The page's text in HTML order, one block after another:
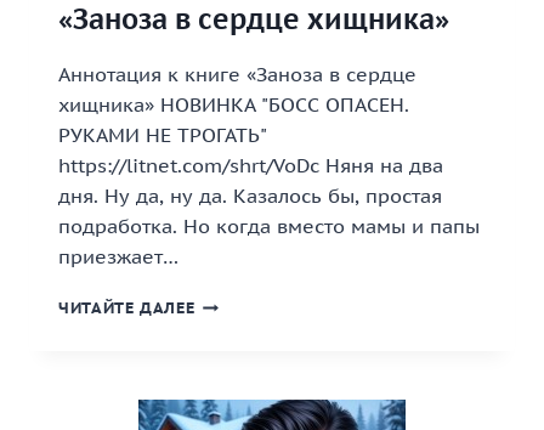
«Заноза в сердце хищника»
Аннотация к книге «Заноза в сердце
хищника» НОВИНКА "БОСС ОПАСЕН.
РУКАМИ НЕ ТРОГАТЬ"
https://litnet.com/shrt/VoDc Няня на два
дня. Ну да, ну да. Казалось бы, простая
подработка. Но когда вместо мамы и папы
приезжает…
ЧИТАЙТЕ ДАЛЕЕ «ЗАНОЗА